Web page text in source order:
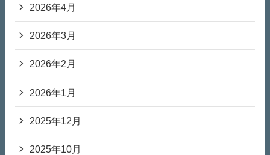
2026年4月
2026年3月
2026年2月
2026年1月
2025年12月
2025年10月